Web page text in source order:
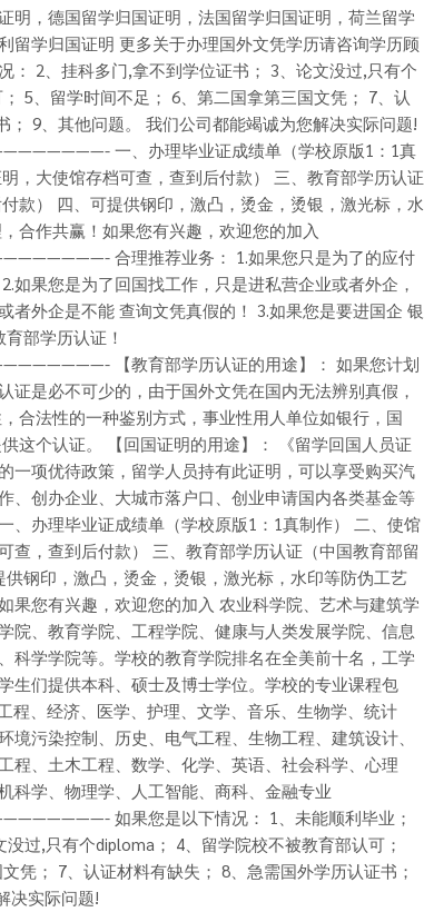
明，德国留学归国证明，法国留学归国证明，荷兰留学
留学归国证明 更多关于办理国外文凭学历请咨询学历顾
： 2、挂科多门,拿不到学位证书； 3、论文没过,只有个
5、留学时间不足； 6、第二国拿第三国文凭； 7、认
； 9、其他问题。 我们公司都能竭诚为您解决实际问题!
一、办理毕业证成绩单（学校原版1：1真
，大使馆存档可查，查到后付款） 三、教育部学历认证
款） 四、可提供钢印，激凸，烫金，烫银，激光标，水
合作共赢！如果您有兴趣，欢迎您的加入
合理推荐业务： 1.如果您只是为了的应付
如果您是为了回国找工作，只是进私营企业或者外企，
者外企是不能 查询文凭真假的！ 3.如果您是要进国企 银
部学历认证！
【教育部学历认证的用途】： 如果您计划
证是必不可少的，由于国外文凭在国内无法辨别真假，
合法性的一种鉴别方式，事业性用人单位如银行，国
这个认证。 【回国证明的用途】： 《留学回国人员证
一项优待政策，留学人员持有此证明，可以享受购买汽
、创办企业、大城市落户口、创业申请国内各类基金等
、办理毕业证成绩单（学校原版1：1真制作） 二、使馆
查，查到后付款） 三、教育部学历认证（中国教育部留
钢印，激凸，烫金，烫银，激光标，水印等防伪工艺
果您有兴趣，欢迎您的加入 农业科学院、艺术与建筑学
院、教育学院、工程学院、健康与人类发展学院、信息
科学学院等。学校的教育学院排名在全美前十名，工学
生们提供本科、硕士及博士学位。学校的专业课程包
程、经济、医学、护理、文学、音乐、生物学、统计
污染控制、历史、电气工程、生物工程、建筑设计、
程、土木工程、数学、化学、英语、社会科学、心理
科学、物理学、人工智能、商科、金融专业
如果您是以下情况： 1、未能顺利毕业；
过,只有个diploma； 4、留学院校不被教育部认可；
凭； 7、认证材料有缺失； 8、急需国外学历认证书；
决实际问题!